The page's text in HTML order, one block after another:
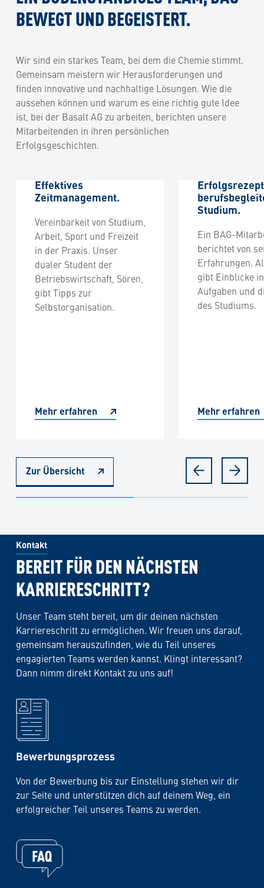
BEWEGT UND BEGEISTERT.
Wir sind ein starkes Team, bei dem die Chemie stimmt.
Gemeinsam meistern wir Herausforderungen und
finden innovative und nachhaltige Lösungen. Wie die
aussehen können und warum es eine richtig gute Idee
ist, bei der Basalt AG zu arbeiten, berichten unsere
Mitarbeitenden in ihren persönlichen
Erfolgsgeschichten.
Zur Übersicht
Effektives
Zeitmanagement.
Vereinbarkeit von Studium,
Arbeit, Sport und Freizeit
in der Praxis. Unser
dualer Student der
Betriebswirtschaft, Sören,
gibt Tipps zur
Selbstorganisation.
Mehr erfahren
Erfolgsrezept
Studium.
Ein BAG-
berichtet von
Erfahrungen.
gibt Einblicke
Aufgaben und
des Studiums.
Mehr erfahren
Kontakt
BEREIT FÜR DEN NÄCHSTEN
KARRIERESCHRITT?
Unser Team steht bereit, um dir deinen nächsten
Karriereschritt zu ermöglichen. Wir freuen uns darauf,
gemeinsam herauszufinden, wie du Teil unseres
engagierten Teams werden kannst. Klingt interessant?
Dann nimm direkt Kontakt zu uns auf!
Bewerbungsprozess
Von der Bewerbung bis zur Einstellung stehen wir dir
zur Seite und unterstützen dich auf deinem Weg, ein
erfolgreicher Teil unseres Teams zu werden.